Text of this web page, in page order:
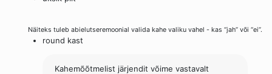
Näiteks tuleb abielutseremoonial valida kahe valiku vahel - kas “jah” või “ei”.
round kast
Kahemõõtmelist järjendit võime vastavalt